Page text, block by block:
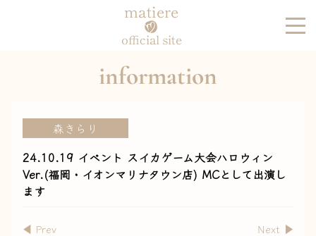
matiere
official site
information
森きらり
24.10.19 イベント スイカゲーム大会ハロウィン
Ver.(福岡・イオンマリナタウン店) MCとして出演し
ます
◀︎ Prev Next ▶︎